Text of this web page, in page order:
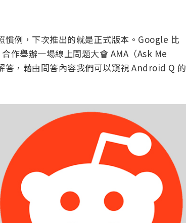
例，下次推出的就是正式版本。Google 比
作舉辦一場線上問題大會 AMA（Ask Me
，藉由問答內容我們可以窺視 Android Q 的